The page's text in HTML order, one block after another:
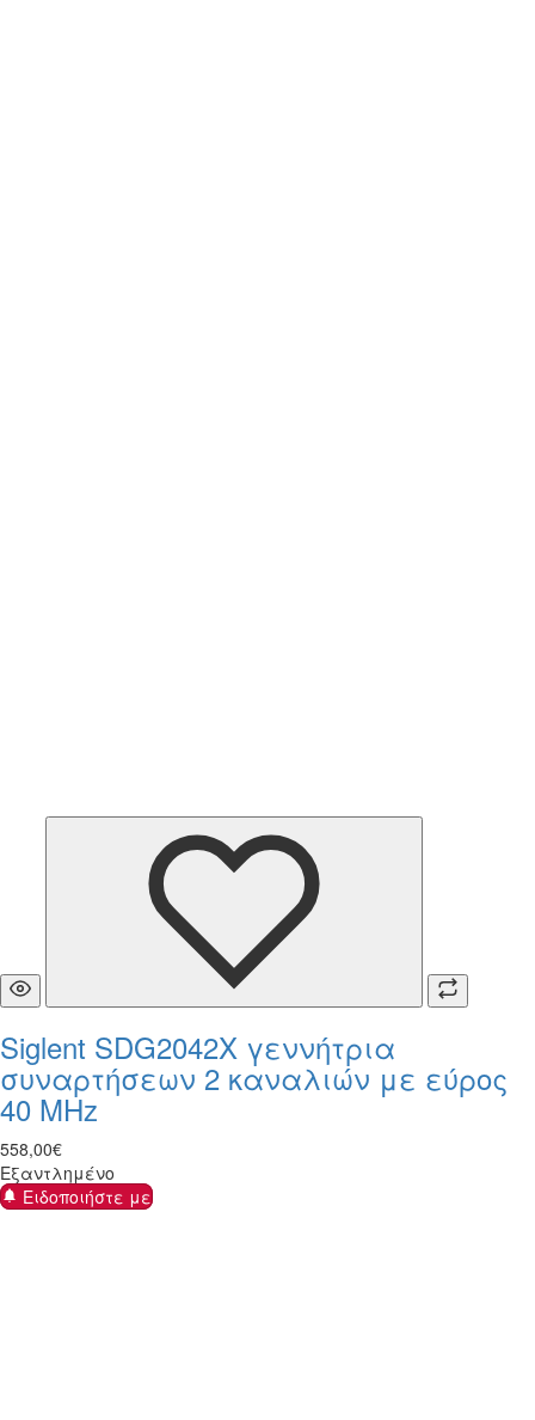
Siglent SDG2042X γεννήτρια
συναρτήσεων 2 καναλιών με εύρος
40 MHz
558,00€
Εξαντλημένο
Ειδοποιήστε με